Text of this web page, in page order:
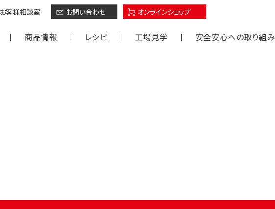
お客様相談室 お問い合わせ オンラインショップ
商品情報 レシピ 工場見学 安全安心への取り組み